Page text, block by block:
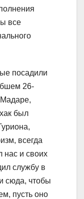
все
посадили
26-
был
всегда
нас и своих
службу в
сюда, чтобы
пусть оно